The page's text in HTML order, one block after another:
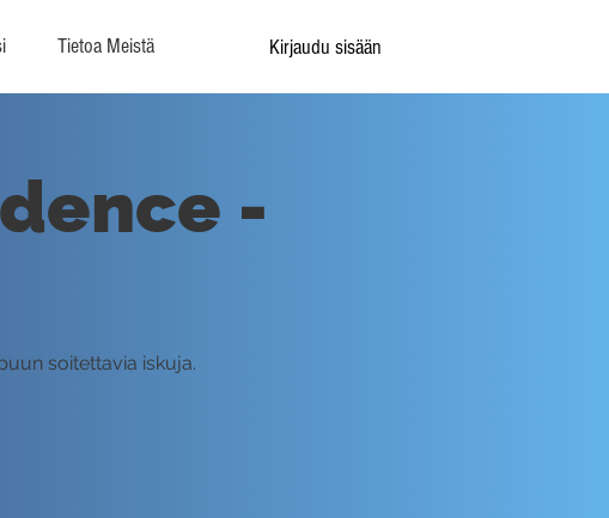
Tietoa Meistä Kirjaudu sisään
-
soitettavia iskuja.